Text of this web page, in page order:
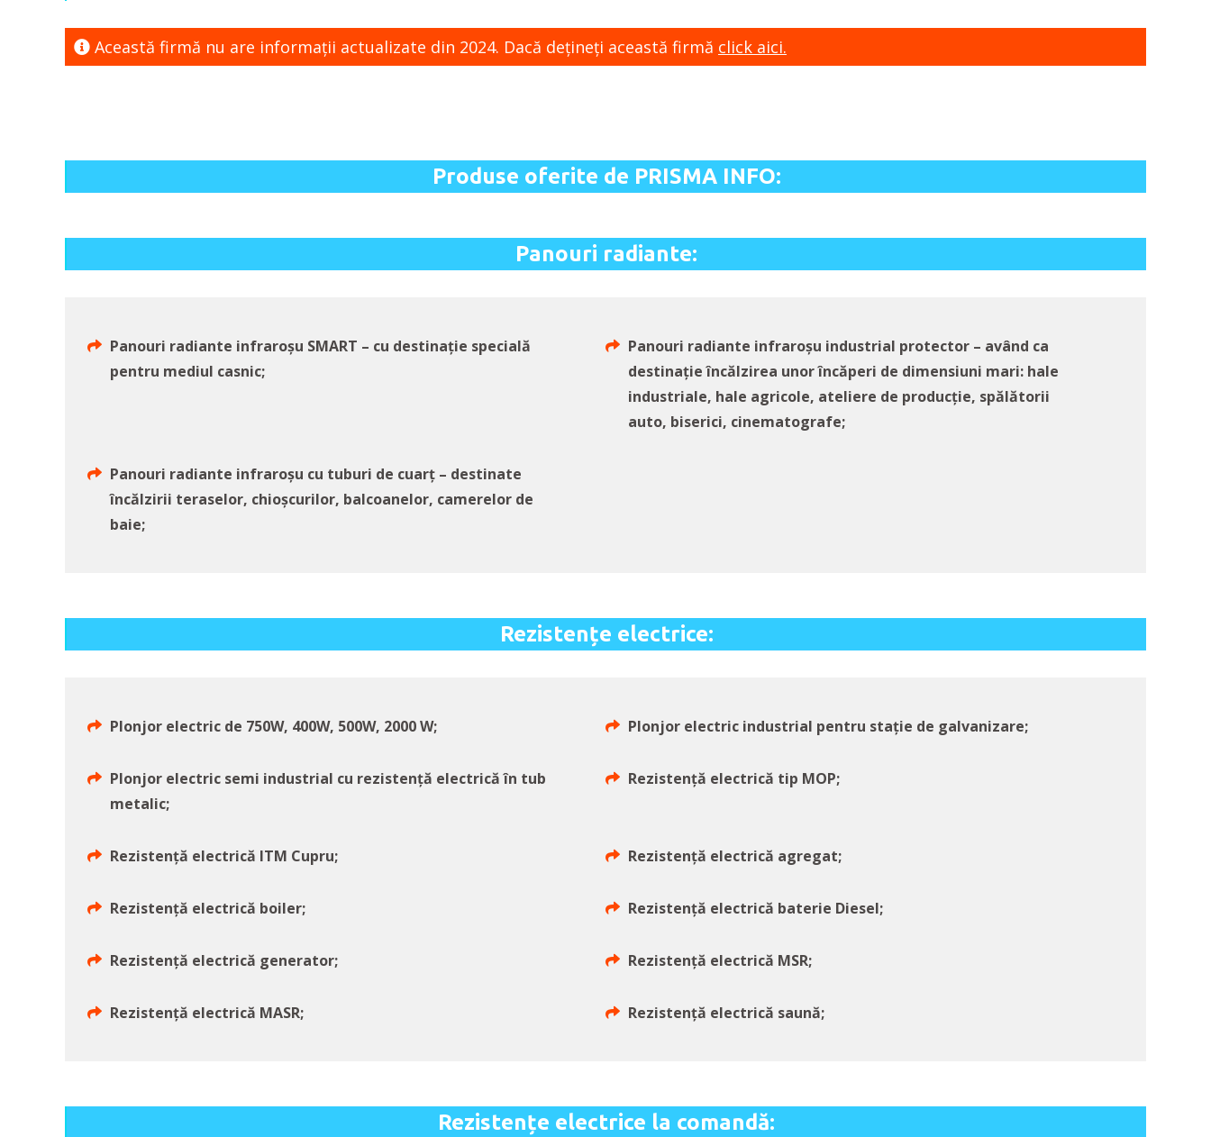
Această firmă nu are informaţii actualizate din 2024. Dacă dețineți această firmă click aici.
Produse oferite de PRISMA INFO:
Panouri radiante:
Panouri radiante infraroșu SMART – cu destinație specială
pentru mediul casnic;
Panouri radiante infraroșu industrial protector – având ca
destinație încălzirea unor încăperi de dimensiuni mari: hale
industriale, hale agricole, ateliere de producție, spălătorii
auto, biserici, cinematografe;
Panouri radiante infraroșu cu tuburi de cuarț – destinate
încălzirii teraselor, chioșcurilor, balcoanelor, camerelor de
baie;
Rezistențe electrice:
Plonjor electric de 750W, 400W, 500W, 2000 W; Plonjor electric industrial pentru stație de galvanizare;
Plonjor electric semi industrial cu rezistență electrică în tub
metalic;
Rezistență electrică tip MOP;
Rezistență electrică ITM Cupru; Rezistență electrică agregat;
Rezistență electrică boiler; Rezistență electrică baterie Diesel;
Rezistență electrică generator; Rezistență electrică MSR;
Rezistență electrică MASR; Rezistență electrică saună;
Rezistențe electrice la comandă: